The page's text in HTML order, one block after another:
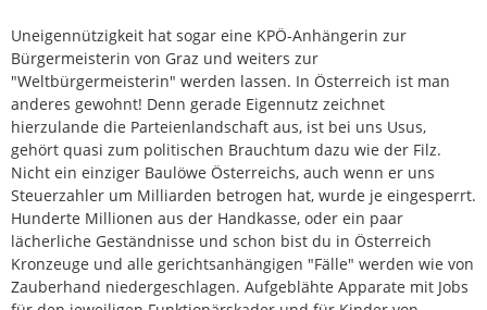
Uneigennützigkeit hat sogar eine KPÖ-Anhängerin zur
Bürgermeisterin von Graz und weiters zur
"Weltbürgermeisterin" werden lassen. In Österreich ist man
anderes gewohnt! Denn gerade Eigennutz zeichnet
hierzulande die Parteienlandschaft aus, ist bei uns Usus,
gehört quasi zum politischen Brauchtum dazu wie der Filz.
Nicht ein einziger Baulöwe Österreichs, auch wenn er uns
Steuerzahler um Milliarden betrogen hat, wurde je eingesperrt.
Hunderte Millionen aus der Handkasse, oder ein paar
lächerliche Geständnisse und schon bist du in Österreich
Kronzeuge und alle gerichtsanhängigen "Fälle" werden wie von
Zauberhand niedergeschlagen. Aufgeblähte Apparate mit Jobs